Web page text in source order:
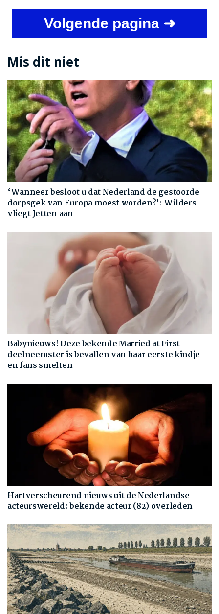
Volgende pagina ➜
Mis dit niet
‘Wanneer besloot u dat Nederland de gestoorde
dorpsgek van Europa moest worden?’: Wilders
vliegt Jetten aan
Babynieuws! Deze bekende Married at First-
deelneemster is bevallen van haar eerste kindje
en fans smelten
Hartverscheurend nieuws uit de Nederlandse
acteurswereld: bekende acteur (82) overleden